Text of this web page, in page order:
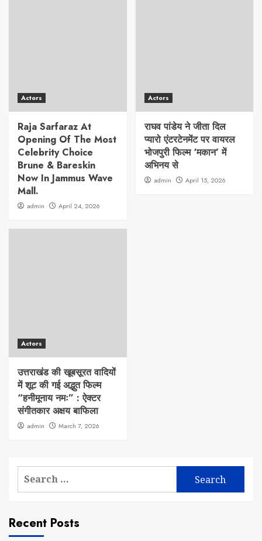
Actors
Raja Sarfaraz At
Opening Of The Most
Celebrity Choice
Brune & Bareskin
Now In Jammus Wave
Mall.
admin April 24, 2026
Actors
राघव पांडेय ने जीता दिल
प्यारो एंटरटेनमेंट पर वायरल
भोजपुरी फिल्म ‘मकान’ में
अभिनय से
admin April 15, 2026
Actors
उत्तराखंड की खूबसूरत वादियों
में शूट की गई अद्भुत फिल्म
“हनीमूनाय नमः” : ऐक्टर
संगीतकार अक्षय बाफिला
admin March 7, 2026
Search
Recent Posts